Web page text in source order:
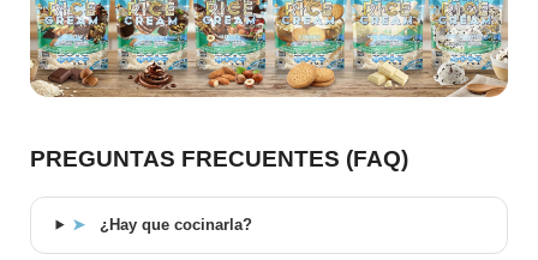
PREGUNTAS FRECUENTES (FAQ)
➤ ¿Hay que cocinarla?